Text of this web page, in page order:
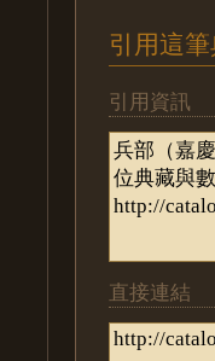
引用這
引用資訊
直接連結